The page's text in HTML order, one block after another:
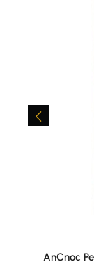
AnCnoc